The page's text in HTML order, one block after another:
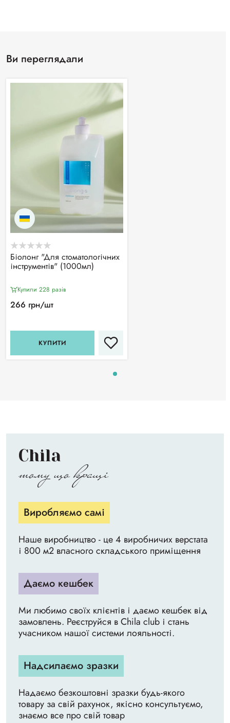
Ви переглядали
Біолонг "Для стоматологічних
інструментів" (1000мл)
Купили 228 разiв
266 грн/шт
КУПИТИ
Chila
тому що кращі
Виробляємо самі
Наше виробництво - це 4 виробничих верстата
і 800 м2 власного складського приміщення
Даємо кешбек
Ми любимо своїх клієнтів і даємо кешбек від
замовлень. Реєструйся в Chila club і стань
учасником нашої системи лояльності.
Надсилаємо зразки
Надаємо безкоштовні зразки будь-якого
товару за свій рахунок, якісно консультуємо,
знаємо все про свій товар